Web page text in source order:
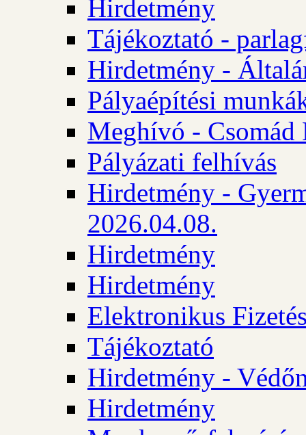
Hirdetmény
Tájékoztató -
Hirdetmény -
Pályaépítési
Meghívó - Csomád
Pályázati felhívás
Hirdetmény -
2026.04.08.
Hirdetmény
Hirdetmény
Elektronikus
Tájékoztató
Hirdetmény -
Hirdetmény